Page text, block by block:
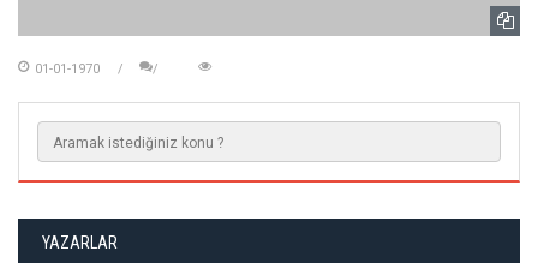
01-01-1970
YAZARLAR